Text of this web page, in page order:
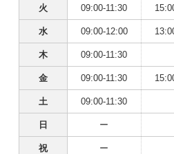
火 09:00-11:30
水 09:00-12:00
木 09:00-11:30
金 09:00-11:30
土 09:00-11:30
日 ー
祝 ー